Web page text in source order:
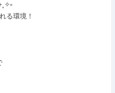
る環境！